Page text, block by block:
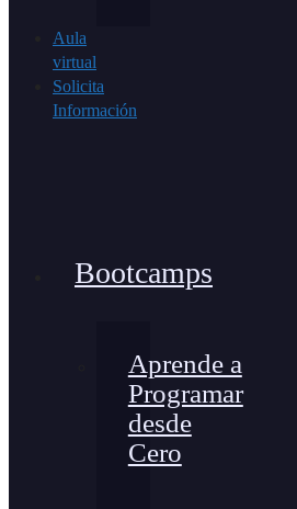
Aula
virtual
Solicita
Información
Bootcamps
Aprende a
Programar
desde
Cero